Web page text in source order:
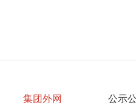
集团外网 公示